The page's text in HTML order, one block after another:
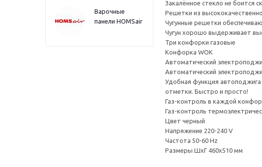
Варочные
панели HOMSair
Закалённое стекло не боится
Решетки из
Чугунные решетки
Чугун хорошо выдерживает
Три конфорки газовые
Конфорка WOK
Автоматический
Автоматический
Удобная функция
отметки. Быстро и просто!
Газ-контроль в каждой
Газ-контроль
Цвет черный
Напряжение 220-240 V
Частота 50-60 Hz
Размеры ШхГ 460х510 мм